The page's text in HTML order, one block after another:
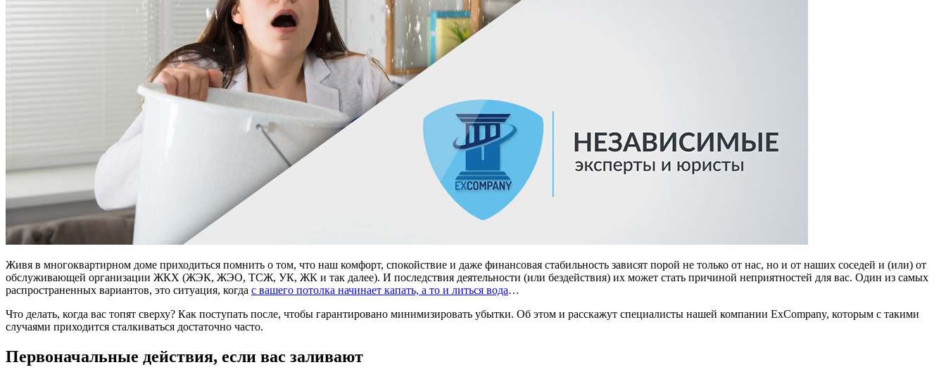
Живя в многоквартирном доме приходиться помнить о том, что наш комфорт, спокойствие и даже финансовая стабильность зависят порой не только от нас, но и от наших соседей и (или) от
обслуживающей организации ЖКХ (ЖЭК, ЖЭО, ТСЖ, УК, ЖК и так далее). И последствия деятельности (или бездействия) их может стать причиной неприятностей для вас. Один из самых
распространенных вариантов, это ситуация, когда с вашего потолка начинает капать, а то и литься вода…
Что делать, когда вас топят сверху? Как поступать после, чтобы гарантировано минимизировать убытки. Об этом и расскажут специалисты нашей компании ExCompany, которым с такими
случаями приходится сталкиваться достаточно часто.
Первоначальные действия, если вас заливают